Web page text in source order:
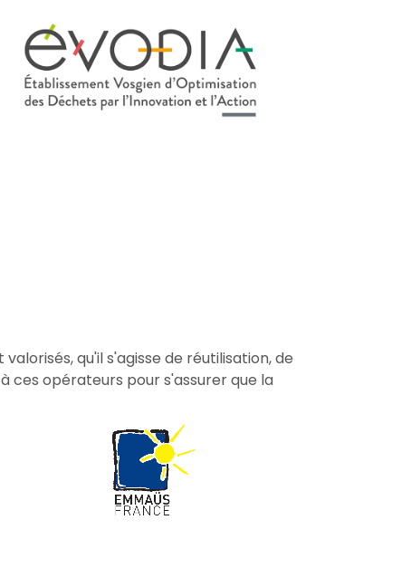
qu'il s'agisse de réutilisation, de
ces opérateurs pour s'assurer que la